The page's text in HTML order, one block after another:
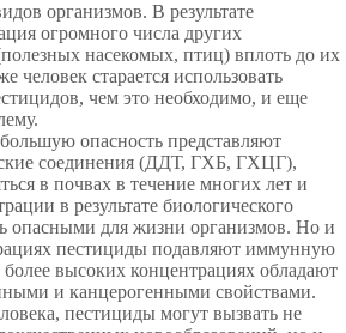
организмов. В результате
огромного числа других
насекомых, птиц) вплоть до их
человек старается использовать
чем это необходимо, и еще
опасность представляют
соединения (ДДТ, ГХБ, ГХЦГ),
в почвах в течение многих лет и
в результате биологического
опасными для жизни организмов. Но и
пестициды подавляют иммунную
более высоких концентрациях обладают
и канцерогенными свойствами.
пестициды могут вызвать не